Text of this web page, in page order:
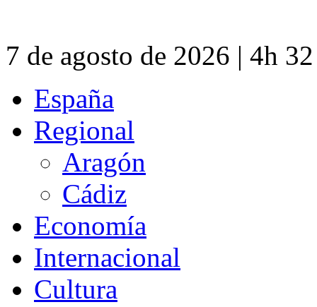
7 de agosto de 2026 | 4h
España
Regional
Aragón
Cádiz
Economía
Internacional
Cultura